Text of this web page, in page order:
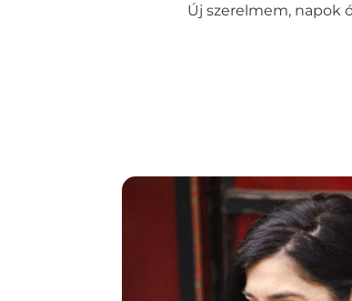
Új szerelmem, napok